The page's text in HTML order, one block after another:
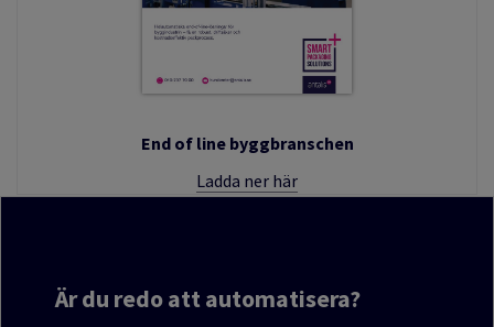
End of line byggbranschen
Ladda ner här
Är du redo att automatisera?